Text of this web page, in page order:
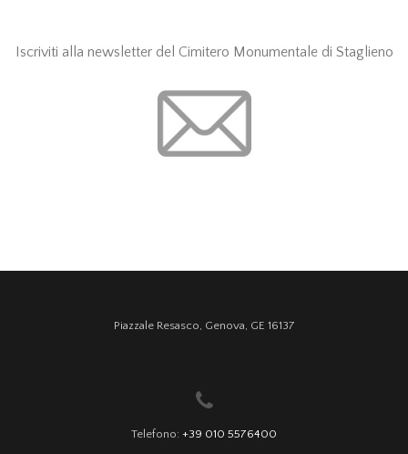
Iscriviti alla newsletter del Cimitero Monumentale di Staglieno
Piazzale Resasco, Genova, GE 16137
Telefono: +39 010 5576400